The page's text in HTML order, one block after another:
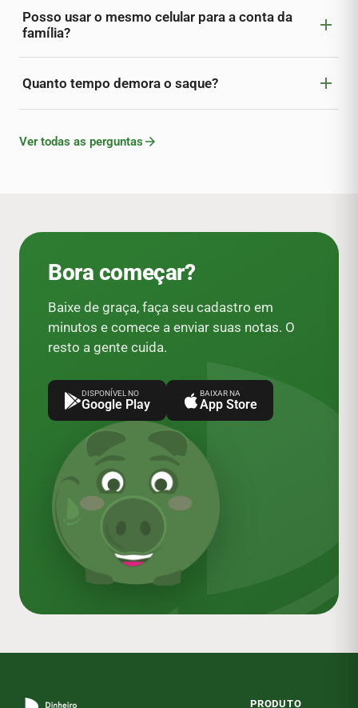
Posso usar o mesmo celular para a conta da
família?
add
Quanto tempo demora o saque? add
Ver todas as perguntas arrow_forward
Bora começar?
Baixe de graça, faça seu cadastro em
minutos e comece a enviar suas notas. O
resto a gente cuida.
DISPONÍVEL NO
Google Play
BAIXAR NA
App Store
PRODUTO